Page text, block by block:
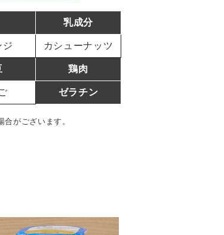
乳成分
ジ カシューナッツ
鶏肉
ゼラチン
がございます。